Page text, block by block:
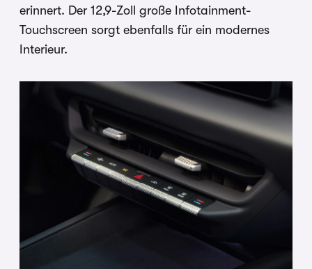
erinnert. Der 12,9-Zoll große Infotainment-
Touchscreen sorgt ebenfalls für ein modernes
Interieur.